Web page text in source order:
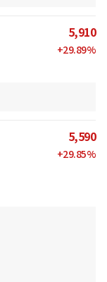
5,910
+29.89%
5,590
+29.85%